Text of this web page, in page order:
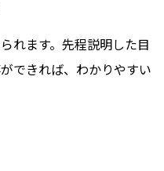
れます。先程説明した目
できれば、わかりやすい